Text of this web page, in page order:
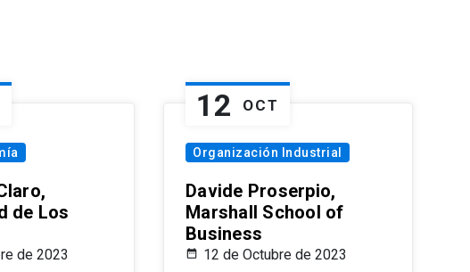
de Los
de 2023
12 OCT
Organización Industrial
Davide Proserpio,
Marshall School of
Business
12 de Octubre de 2023